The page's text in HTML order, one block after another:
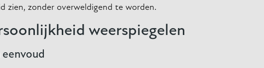
zien, zonder overweldigend te worden.
weerspiegelen
eenvoud